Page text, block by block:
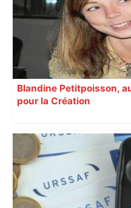
Blandine Petitpoisson,
pour la Création